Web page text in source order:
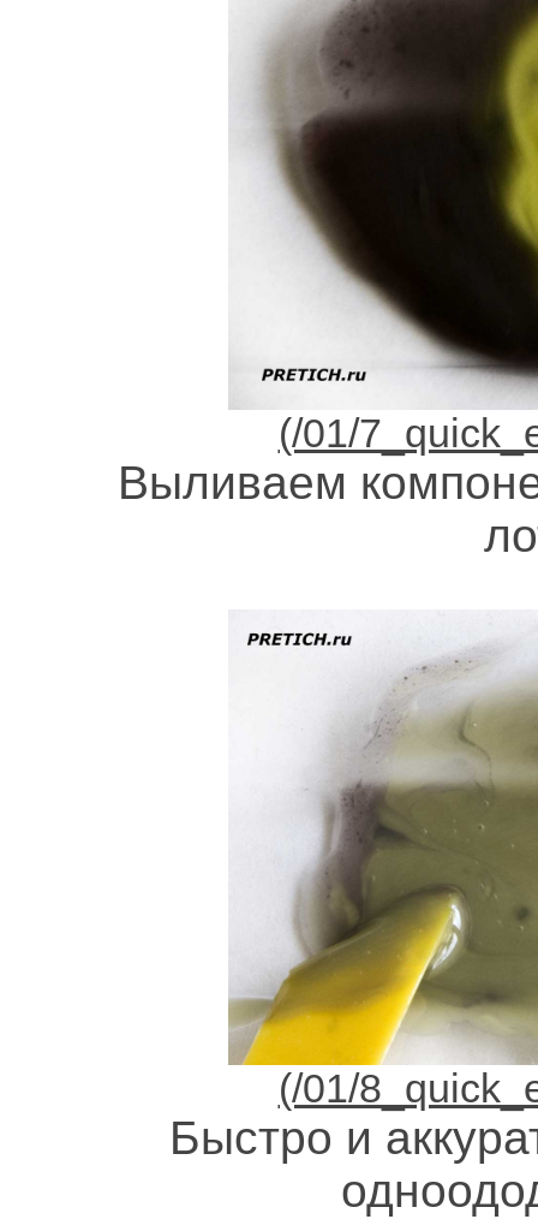
Выливаем
Быстро и